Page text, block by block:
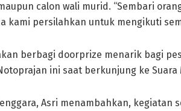
calon wali murid. “Sembari
kami persilahkan untuk mengikuti
berbagi doorprize menarik bagi
ini saat berkunjung ke Suara
Asri menambahkan, kegiatan